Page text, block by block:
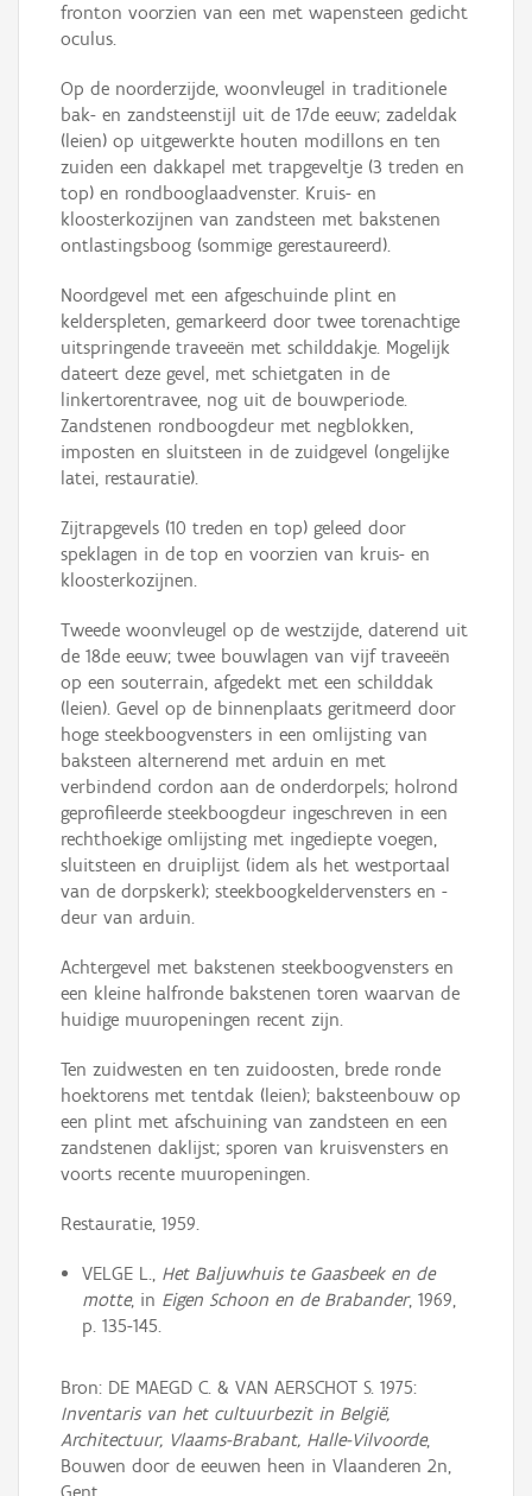
fronton voorzien van een met wapensteen gedicht
oculus.
Op de noorderzijde, woonvleugel in traditionele
bak- en zandsteenstijl uit de 17de eeuw; zadeldak
(leien) op uitgewerkte houten modillons en ten
zuiden een dakkapel met trapgeveltje (3 treden en
top) en rondbooglaadvenster. Kruis- en
kloosterkozijnen van zandsteen met bakstenen
ontlastingsboog (sommige gerestaureerd).
Noordgevel met een afgeschuinde plint en
kelderspleten, gemarkeerd door twee torenachtige
uitspringende traveeën met schilddakje. Mogelijk
dateert deze gevel, met schietgaten in de
linkertorentravee, nog uit de bouwperiode.
Zandstenen rondboogdeur met negblokken,
imposten en sluitsteen in de zuidgevel (ongelijke
latei, restauratie).
Zijtrapgevels (10 treden en top) geleed door
speklagen in de top en voorzien van kruis- en
kloosterkozijnen.
Tweede woonvleugel op de westzijde, daterend uit
de 18de eeuw; twee bouwlagen van vijf traveeën
op een souterrain, afgedekt met een schilddak
(leien). Gevel op de binnenplaats geritmeerd door
hoge steekboogvensters in een omlijsting van
baksteen alternerend met arduin en met
verbindend cordon aan de onderdorpels; holrond
geprofileerde steekboogdeur ingeschreven in een
rechthoekige omlijsting met ingediepte voegen,
sluitsteen en druiplijst (idem als het westportaal
van de dorpskerk); steekboogkeldervensters en -
deur van arduin.
Achtergevel met bakstenen steekboogvensters en
een kleine halfronde bakstenen toren waarvan de
huidige muuropeningen recent zijn.
Ten zuidwesten en ten zuidoosten, brede ronde
hoektorens met tentdak (leien); baksteenbouw op
een plint met afschuining van zandsteen en een
zandstenen daklijst; sporen van kruisvensters en
voorts recente muuropeningen.
Restauratie, 1959.
VELGE L., Het Baljuwhuis te Gaasbeek en de
motte, in Eigen Schoon en de Brabander, 1969,
p. 135-145.
Bron: DE MAEGD C. & VAN AERSCHOT S. 1975:
Inventaris van het cultuurbezit in België,
Architectuur, Vlaams-Brabant, Halle-Vilvoorde,
Bouwen door de eeuwen heen in Vlaanderen 2n,